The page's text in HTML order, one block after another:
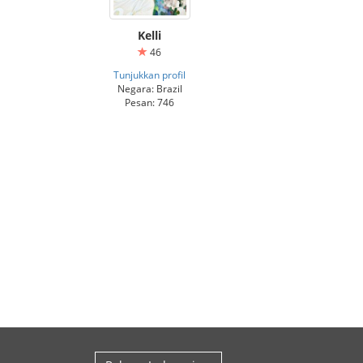
Kelli
46
Tunjukkan profil
Negara: Brazil
Pesan: 746